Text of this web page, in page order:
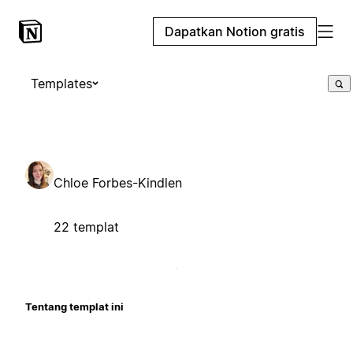
Dapatkan Notion gratis
Templates
Chloe Forbes-Kindlen
22 templat
Tentang templat ini